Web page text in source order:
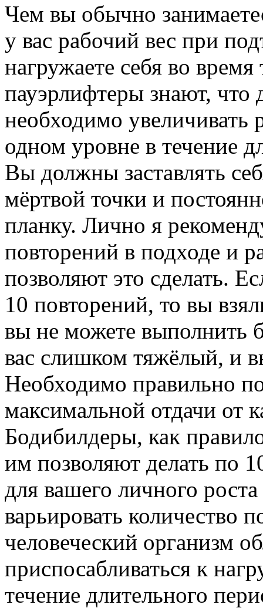
Чем вы обычно
у вас рабочий вес при
нагружаете себя во
пауэрлифтеры знают, что
необходимо увеличивать
одном уровне в течение
Вы должны заставлять
мёртвой точки и
планку. Лично я
повторений в подходе и
позволяют это сделать.
10 повторений, то вы
вы не можете выполнить
вас слишком тяжёлый, и
Необходимо правильно
максимальной отдачи от
Бодибилдеры, как
им позволяют делать по
для вашего личного
варьировать количество
человеческий организм
приспосабливаться к
течение длительного